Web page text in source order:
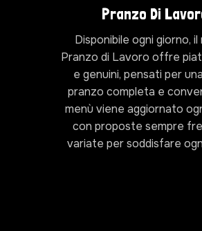
Pranzo Di
Disponibile ogni giorno,
Pranzo di Lavoro offre
e genuini, pensati per
pranzo completa e
menù viene aggiornato
con proposte sempre
variate per soddisfare